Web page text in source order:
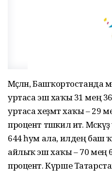
Мәҫәлән, Башҡортостанда
уртаса эш хаҡы 31 мең
уртаса хеҙмәт хаҡы – 29
процент тәшкил итә.
644 һум ала, илдең баш
айлыҡ эш хаҡы – 70 мең
процент. Күрше